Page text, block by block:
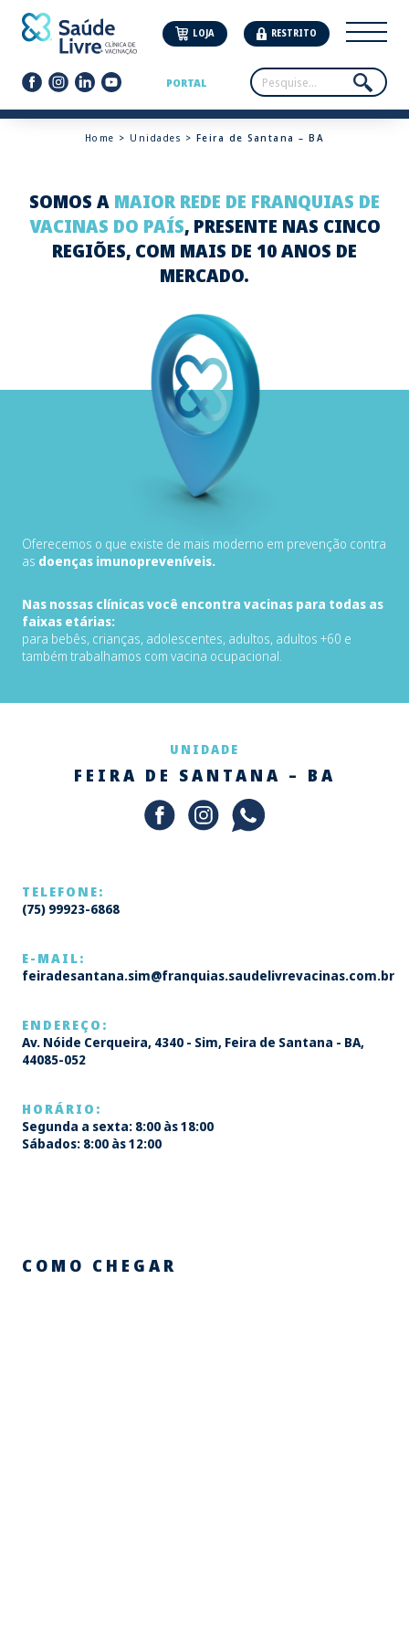
LOJA RESTRITO
PORTAL
Home > Unidades > Feira de Santana – BA
SOMOS A MAIOR REDE DE FRANQUIAS DE
VACINAS DO PAÍS, PRESENTE NAS CINCO
REGIÕES, COM MAIS DE 10 ANOS DE
MERCADO.
Oferecemos o que existe de mais moderno em prevenção contra
as doenças imunopreveníveis.
Nas nossas clínicas você encontra vacinas para todas as
faixas etárias:
para bebês, crianças, adolescentes, adultos, adultos +60 e
também trabalhamos com vacina ocupacional.
UNIDADE
FEIRA DE SANTANA – BA
TELEFONE:
(75) 99923-6868
E-MAIL:
feiradesantana.sim@franquias.saudelivrevacinas.com.br
ENDEREÇO:
Av. Nóide Cerqueira, 4340 - Sim, Feira de Santana - BA,
44085-052
HORÁRIO:
Segunda a sexta: 8:00 às 18:00
Sábados: 8:00 às 12:00
COMO CHEGAR